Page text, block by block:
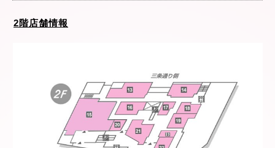
2階店舗情報